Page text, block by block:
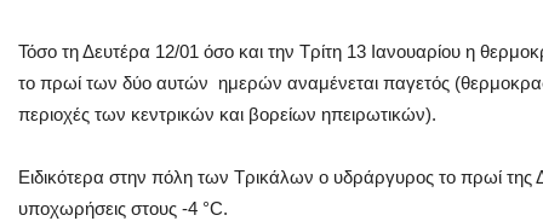
Τόσο τη Δευτέρα 12/01 όσο και την Τρίτη 13 Ιανουαρίου η
το πρωί των δύο αυτών ημερών αναμένεται παγετός
περιοχές των κεντρικών και βορείων ηπειρωτικών).
Ειδικότερα στην πόλη των Τρικάλων ο υδράργυρος το πρωί της
υποχωρήσεις στους -4 °C.